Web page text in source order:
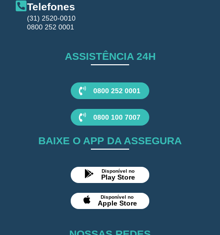
Telefones
(31) 2520-0010
0800 252 0001
ASSISTÊNCIA 24H
0800 252 0001
0800 100 7007
BAIXE O APP DA ASSEGURA
Disponível no
Play Store
Disponível no
Apple Store